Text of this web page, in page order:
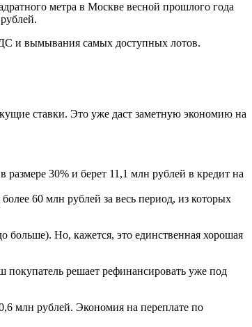
метра в Москве весной прошлого года
и вымывания самых доступных лотов.
ставки. Это уже даст заметную экономию на
30% и берет 11,1 млн рублей в кредит на
60 млн рублей за весь период, из которых
больше). Но, кажется, это единственная хорошая
покупатель решает рефинансировать уже под
млн рублей. Экономия на переплате по